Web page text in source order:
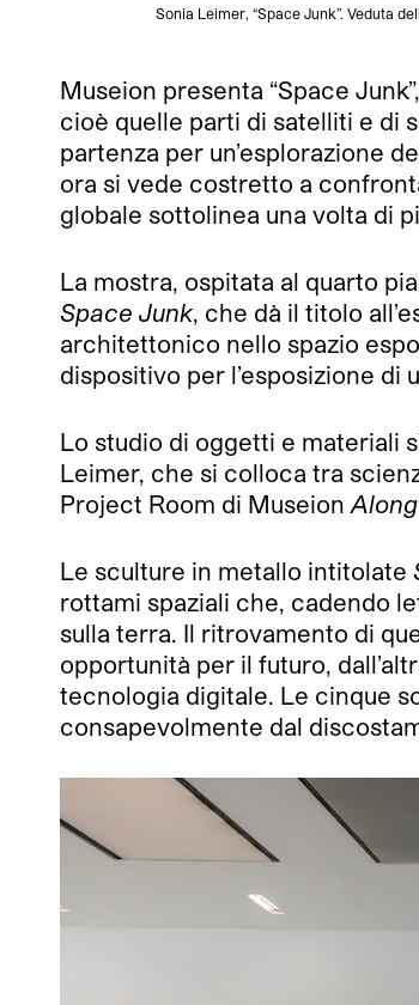
Sonia Leimer, “Space Junk”. Veduta
Museion presenta “Space
cioè quelle parti di satelliti e di
partenza per un’esplorazione
ora si vede costretto a
globale sottolinea una volta di
La mostra, ospitata al quarto
Space Junk, che dà il titolo
architettonico nello spazio
dispositivo per l’esposizione di
Lo studio di oggetti e materiali
Leimer, che si colloca tra
Project Room di Museion
Le sculture in metallo intitolate
rottami spaziali che, cadendo
sulla terra. Il ritrovamento di
opportunità per il futuro,
tecnologia digitale. Le cinque
consapevolmente dal